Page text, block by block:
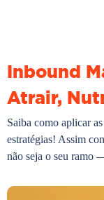
Inbound
Atrair,
Saiba como aplicar
estratégias! Assim
não seja o seu ramo